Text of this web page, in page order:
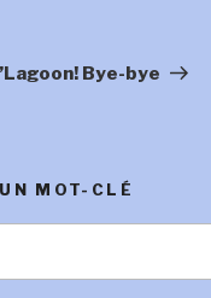
Bye-bye
MOT-CLÉ